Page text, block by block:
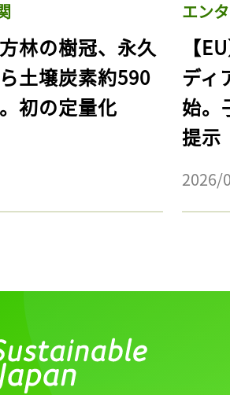
林の樹冠、永久
土壌炭素約590
初の定量化
エン
【
ディ
始。
提示
2026/
記事をお気に入りに